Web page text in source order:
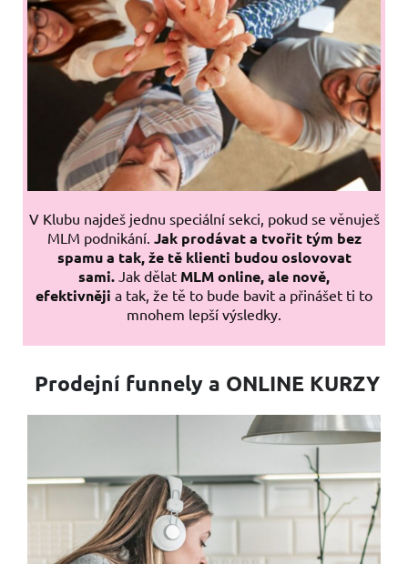
V Klubu najdeš jednu speciální sekci, pokud se věnuješ
MLM podnikání. Jak prodávat a tvořit tým bez
spamu a tak, že tě klienti budou oslovovat
sami. Jak dělat MLM online, ale nově,
efektivněji a tak, že tě to bude bavit a přinášet ti to
mnohem lepší výsledky.
Prodejní funnelya ONLINE KURZY